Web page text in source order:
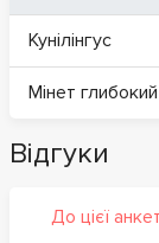
Кунілінгус
Мінет глибокий
Відгуки
До цієї